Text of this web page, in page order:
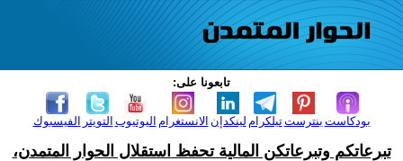
تابعونا على:
الفيسبوك التويتر اليوتيوب الانستغرام لينكدإن تيلكرامبنترست بودكاست
تبرعاتكم وتبرعاتكن المالية تحفظ استقلال الحوار المتمدن،